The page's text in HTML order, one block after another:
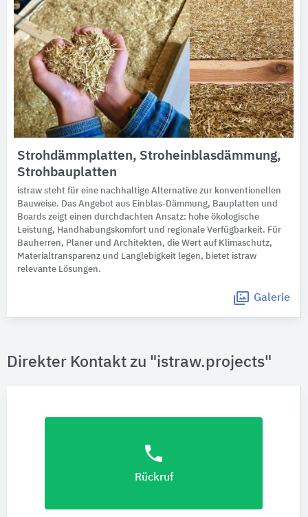
Strohdämmplatten, Stroheinblasdämmung,
Strohbauplatten
istraw steht für eine nachhaltige Alternative zur konventionellen
Bauweise. Das Angebot aus Einblas-Dämmung, Bauplatten und
Boards zeigt einen durchdachten Ansatz: hohe ökologische
Leistung, Handhabungskomfort und regionale Verfügbarkeit. Für
Bauherren, Planer und Architekten, die Wert auf Klimaschutz,
Materialtransparenz und Langlebigkeit legen, bietet istraw
relevante Lösungen.
Galerie
Direkter Kontakt zu "istraw.projects"
phone
Rückruf